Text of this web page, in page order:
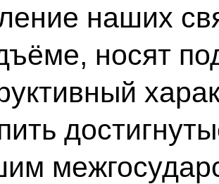
наших
носят